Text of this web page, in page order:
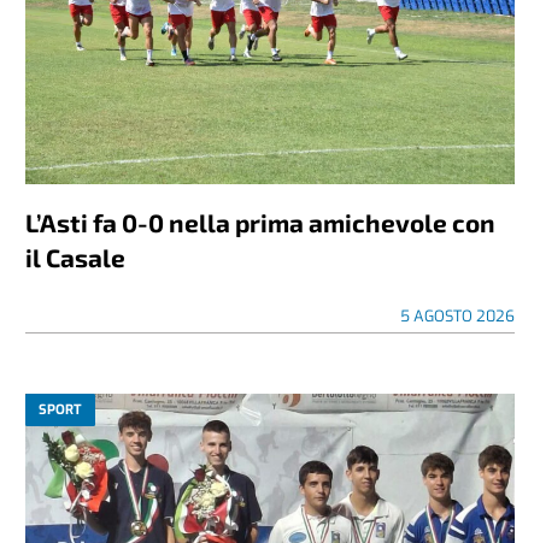
L’Asti fa 0-0 nella prima amichevole con
il Casale
5 AGOSTO 2026
SPORT